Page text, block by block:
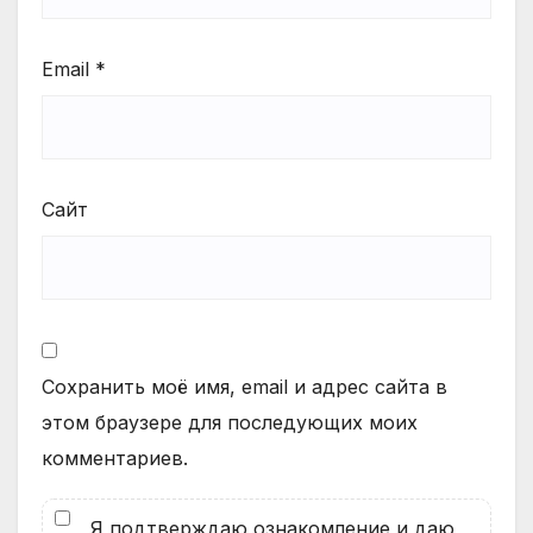
Email *
Сайт
Сохранить моё имя, email и адрес сайта в
этом браузере для последующих моих
комментариев.